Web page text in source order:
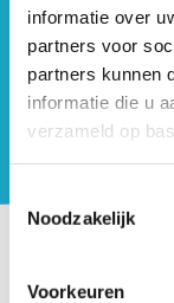
informatie over
partners voor
partners kunnen
informatie die u
verzameld op
Noodzakelijk
Voorkeuren
GA!
VAN